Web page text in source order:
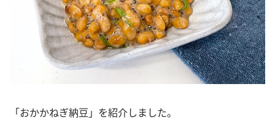
「おかかねぎ納豆」を紹介しました。